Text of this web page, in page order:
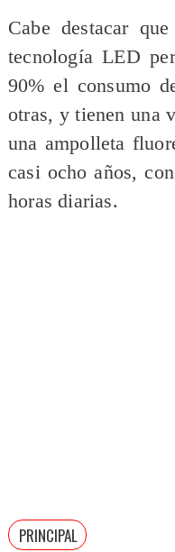
Cabe destacar
tecnología LED
90% el consumo
otras, y tienen una
una ampolleta
casi ocho años,
horas diarias.
PRINCIPAL